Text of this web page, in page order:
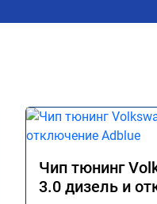
Чип тюнинг
3.0 дизель и